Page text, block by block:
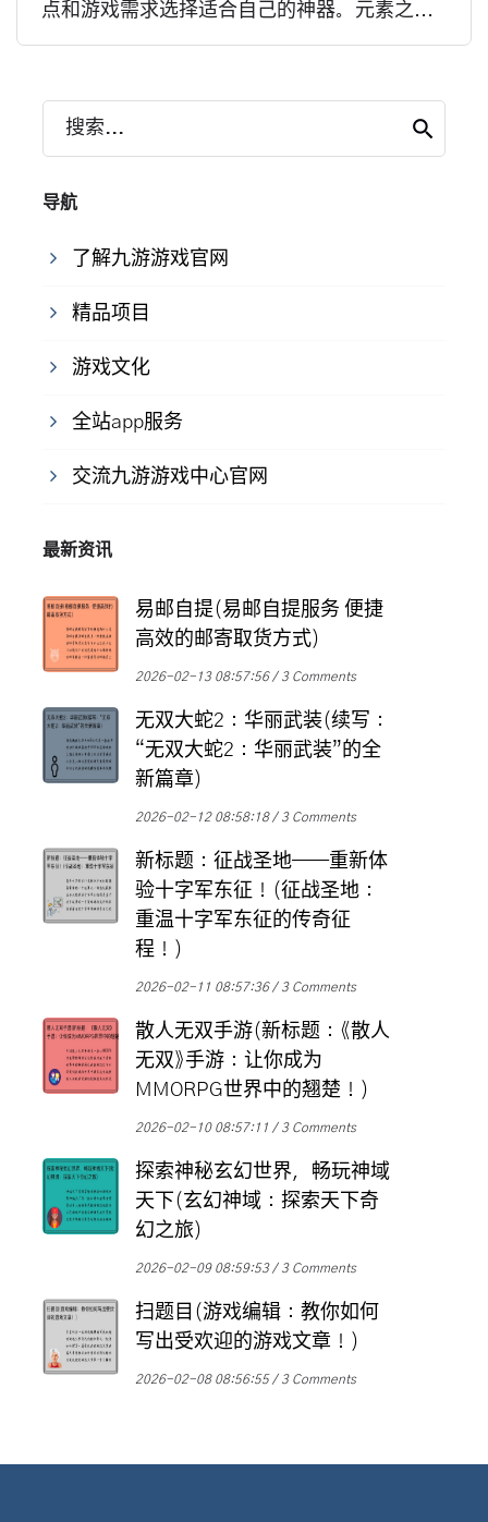
点和游戏需求选择适合自己的神器。元素之...
搜索...
导航
了解九游游戏官网
精品项目
游戏文化
全站app服务
交流九游游戏中心官网
最新资讯
易邮自提(易邮自提服务 便捷
高效的邮寄取货方式)
2026-02-13 08:57:56 3 Comments
无双大蛇2：华丽武装(续写：
“无双大蛇2：华丽武装”的全
新篇章)
2026-02-12 08:58:18 3 Comments
新标题：征战圣地——重新体
验十字军东征！(征战圣地：
重温十字军东征的传奇征
程！)
2026-02-11 08:57:36 3 Comments
散人无双手游(新标题：《散人
无双》手游：让你成为
MMORPG世界中的翘楚！)
2026-02-10 08:57:11 3 Comments
探索神秘玄幻世界，畅玩神域
天下(玄幻神域：探索天下奇
幻之旅)
2026-02-09 08:59:53 3 Comments
扫题目(游戏编辑：教你如何
写出受欢迎的游戏文章！)
2026-02-08 08:56:55 3 Comments